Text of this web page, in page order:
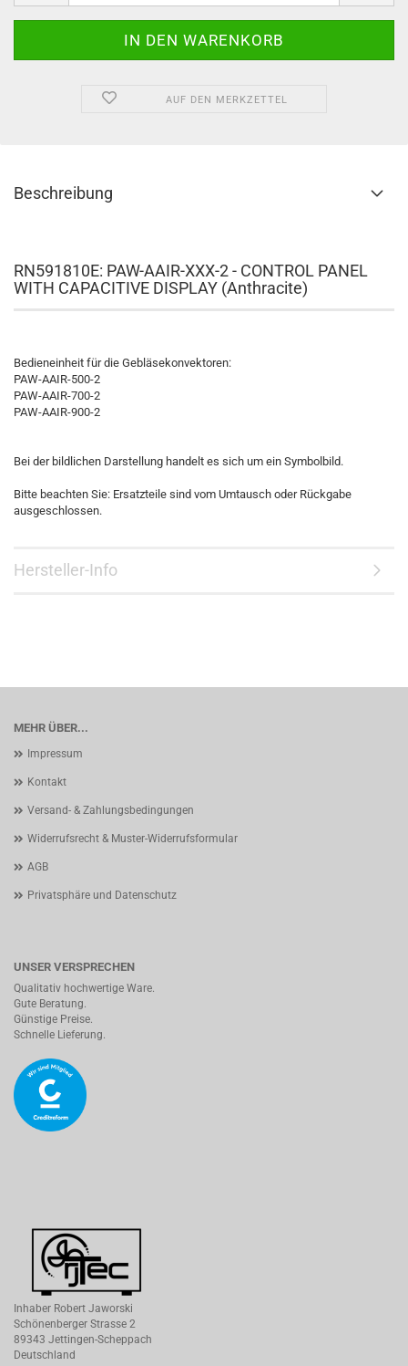
AUF DEN MERKZETTEL
Beschreibung
RN591810E: PAW-AAIR-XXX-2 - CONTROL PANEL
WITH CAPACITIVE DISPLAY (Anthracite)
Bedieneinheit für die Gebläsekonvektoren:
PAW-AAIR-500-2
PAW-AAIR-700-2
PAW-AAIR-900-2
Bei der bildlichen Darstellung handelt es sich um ein Symbolbild.
Bitte beachten Sie: Ersatzteile sind vom Umtausch oder Rückgabe
ausgeschlossen.
Hersteller-Info
MEHR ÜBER...
Impressum
Kontakt
Versand- & Zahlungsbedingungen
Widerrufsrecht & Muster-Widerrufsformular
AGB
Privatsphäre und Datenschutz
UNSER VERSPRECHEN
Qualitativ hochwertige Ware.
Gute Beratung.
Günstige Preise.
Schnelle Lieferung.
Inhaber Robert Jaworski
Schönenberger Strasse 2
89343 Jettingen-Scheppach
Deutschland